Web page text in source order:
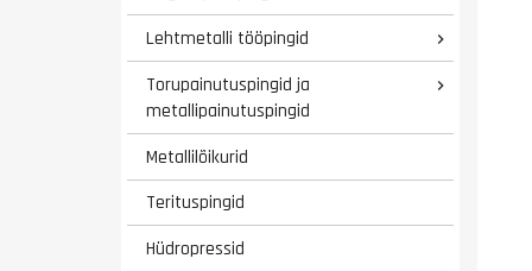
Lehtmetalli tööpingid 
Torupainutuspingid ja
metallipainutuspingid

Metallilõikurid
Terituspingid
Hüdropressid